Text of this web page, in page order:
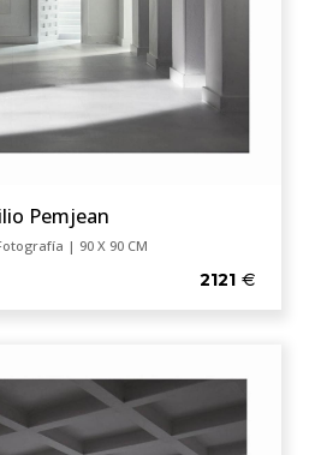
Pemjean
| 90 X 90 CM
2121